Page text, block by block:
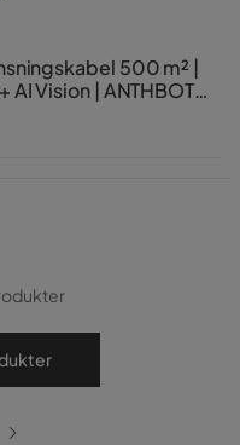
500 m² |
Vision | ANTHBOT